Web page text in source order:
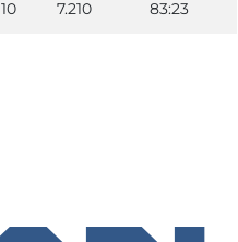
10 7.210 83:23